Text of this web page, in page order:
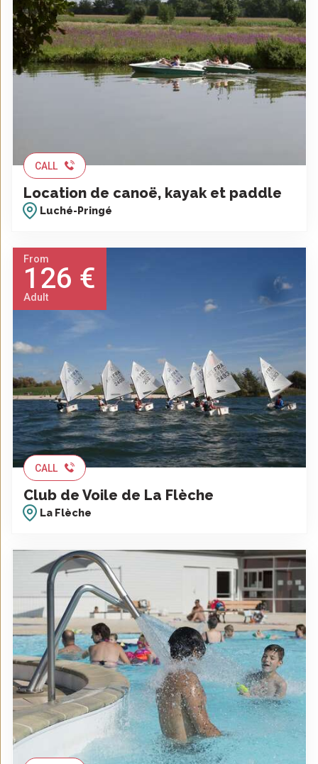
CALL
Location de canoë, kayak et paddle
Luché-Pringé
From
126 €
Adult
CALL
Club de Voile de La Flèche
La Flèche